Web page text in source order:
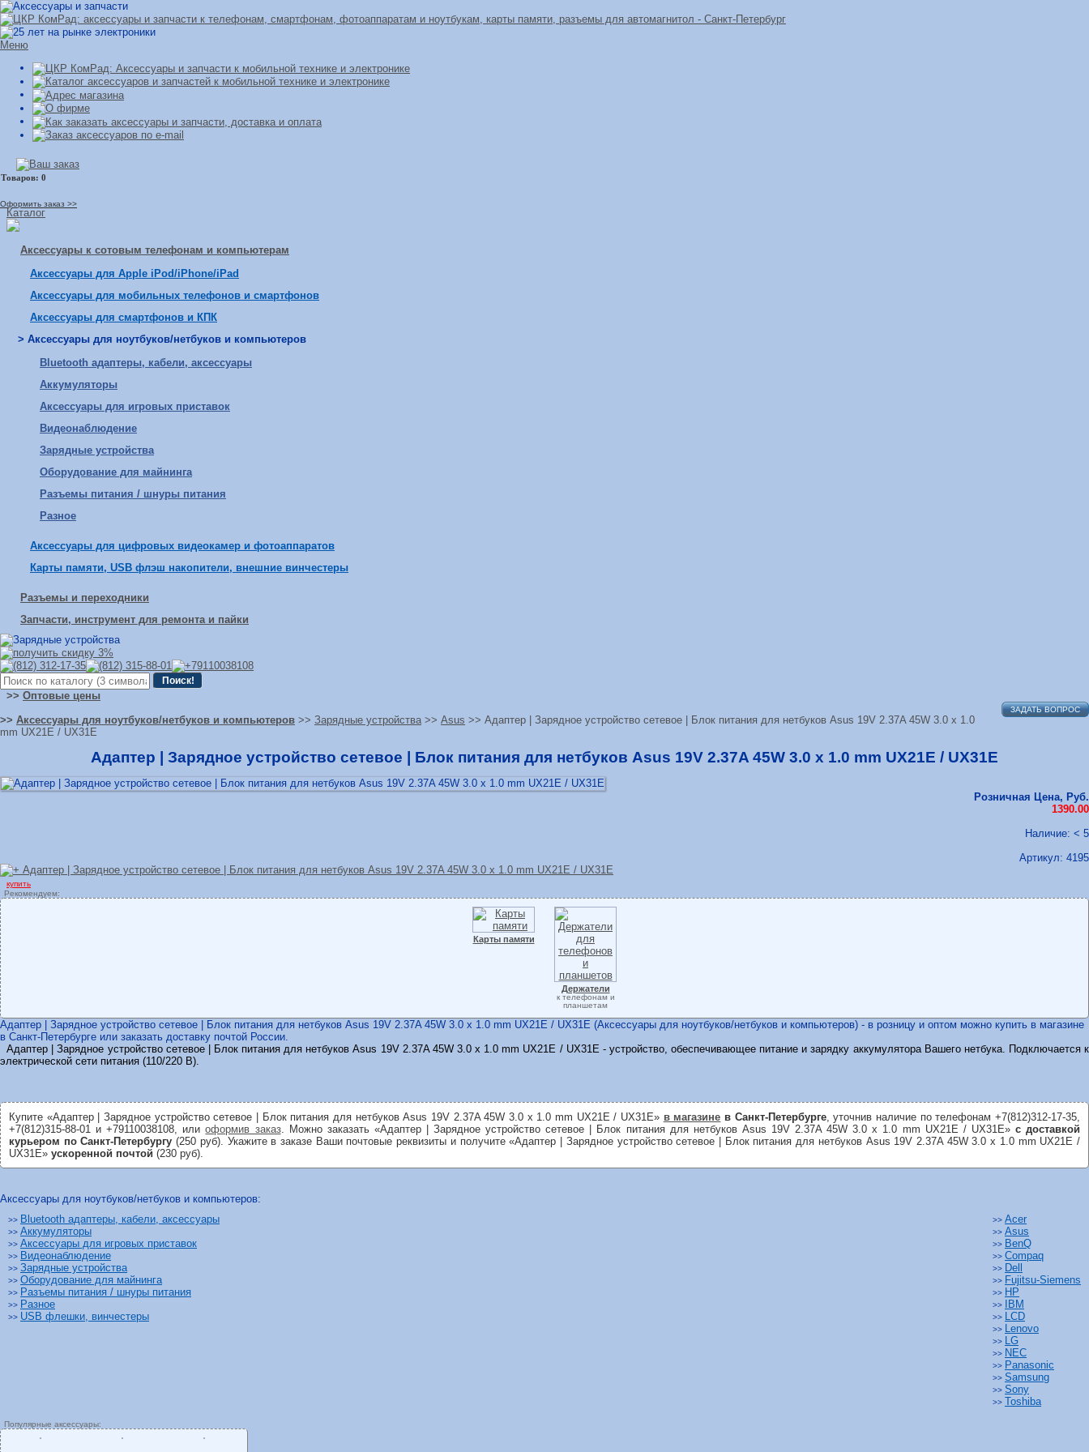
Меню
Оформить заказ >>
Каталог
Аксессуары к сотовым телефонам и компьютерам
Аксессуары для Apple iPod/iPhone/iPad
Аксессуары для мобильных телефонов и смартфонов
Аксессуары для смартфонов и КПК
> Аксессуары для ноутбуков/нетбуков и компьютеров
Bluetooth адаптеры, кабели, аксессуары
Аккумуляторы
Аксессуары для игровых приставок
Видеонаблюдение
Зарядные устройства
Оборудование для майнинга
Разъемы питания / шнуры питания
Разное
Аксессуары для цифровых видеокамер и фотоаппаратов
Карты памяти, USB флэш накопители, внешние винчестеры
Разъемы и переходники
Запчасти, инструмент для ремонта и пайки
>> Оптовые цены
ЗАДАТЬ ВОПРОС
>> Аксессуары для ноутбуков/нетбуков и компьютеров >> Зарядные устройства >> Asus >> Адаптер | Зарядное устройство сетевое | Блок питания для нетбуков Asus 19V 2.37A 45W 3.0 x 1.0
mm UX21E / UX31E
Адаптер | Зарядное устройство сетевое | Блок питания для нетбуков Asus 19V 2.37A 45W 3.0 x 1.0 mm UX21E / UX31E
Розничная Цена, Руб.
1390.00
Наличие: < 5
Артикул: 4195
купить
Рекомендуем:
Карты памяти
Держатели
к телефонам и
планшетам
Адаптер | Зарядное устройство сетевое | Блок питания для нетбуков Asus 19V 2.37A 45W 3.0 x 1.0 mm UX21E / UX31E (Аксессуары для ноутбуков/нетбуков и компьютеров) - в розницу и оптом можно купить в магазине
в Санкт-Петербурге или заказать доставку почтой России.
Адаптер | Зарядное устройство сетевое | Блок питания для нетбуков Asus 19V 2.37A 45W 3.0 x 1.0 mm UX21E / UX31E - устройство, обеспечивающее питание и зарядку аккумулятора Вашего нетбука. Подключается к
электрической сети питания (110/220 В).
Купите «Адаптер | Зарядное устройство сетевое | Блок питания для нетбуков Asus 19V 2.37A 45W 3.0 x 1.0 mm UX21E / UX31E» в магазине в Санкт-Петербурге, уточнив наличие по телефонам +7(812)312-17-35,
+7(812)315-88-01 и +79110038108, илиоформив заказ. Можно заказать «Адаптер | Зарядное устройство сетевое | Блок питания для нетбуков Asus 19V 2.37A 45W 3.0 x 1.0 mm UX21E / UX31E» с доставкой
курьером по Санкт-Петербургу (250 руб). Укажите в заказе Ваши почтовые реквизиты и получите «Адаптер | Зарядное устройство сетевое | Блок питания для нетбуков Asus 19V 2.37A 45W 3.0 x 1.0 mm UX21E /
UX31E» ускоренной почтой (230 руб).
Аксессуары для ноутбуков/нетбуков и компьютеров:
>> Bluetooth адаптеры, кабели, аксессуары
>> Аккумуляторы
>> Аксессуары для игровых приставок
>> Видеонаблюдение
>> Зарядные устройства
>> Оборудование для майнинга
>> Разъемы питания / шнуры питания
>> Разное
>> USB флешки, винчестеры
>> Acer
>> Asus
>> BenQ
>> Compaq
>> Dell
>> Fujitsu-Siemens
>> HP
>> IBM
>> LCD
>> Lenovo
>> LG
>> NEC
>> Panasonic
>> Samsung
>> Sony
>> Toshiba
Популярные аксессуары: